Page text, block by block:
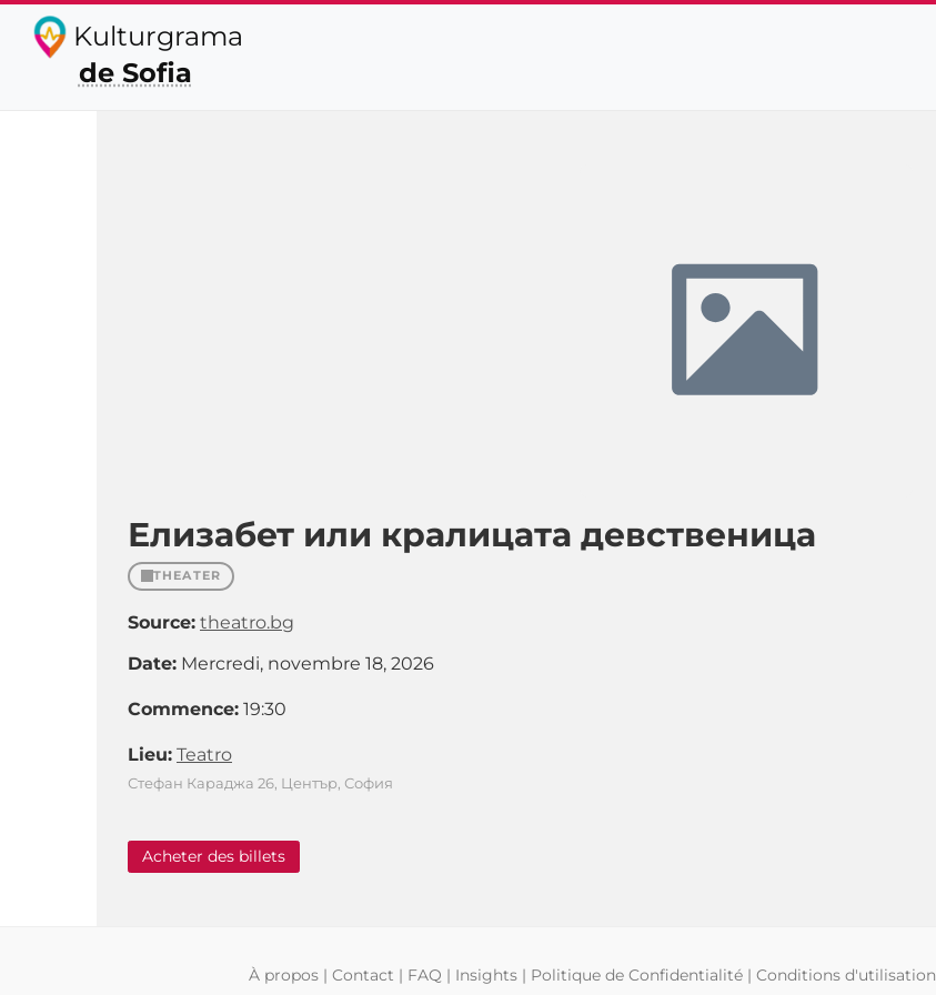
Kulturgrama
de Sofia
Елизабет или кралицата девственица
THEATER
Source: theatro.bg
Date: Mercredi, novembre 18, 2026
Commence: 19:30
Lieu: Teatro
Стефан Караджа 26, Център, София
Acheter des billets
À propos| Contact | FAQ | Insights| Politique de Confidentialité| Conditions d'utilisation